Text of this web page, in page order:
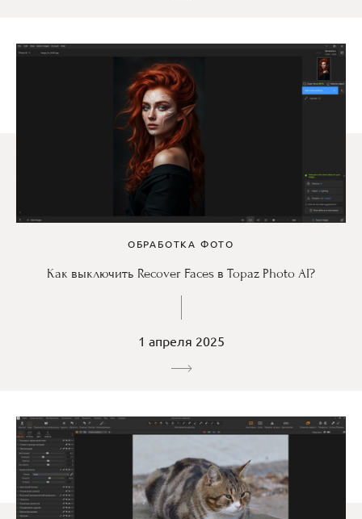
ОБРАБОТКА ФОТО
Как выключить Recover Faces в Topaz Photo AI?
1 апреля 2025